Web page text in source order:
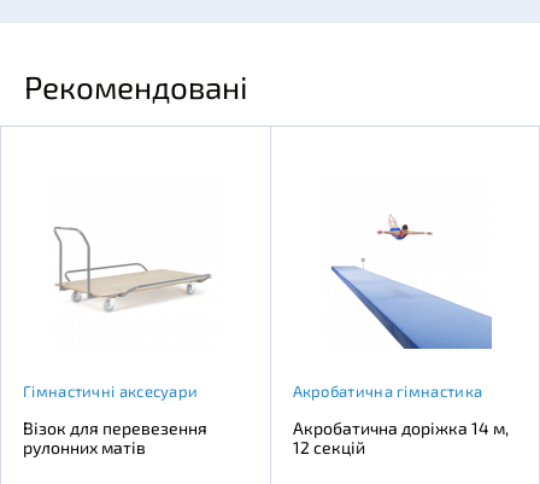
Рекомендовані
Гімнастичні аксесуари
Візок для перевезення
рулонних матів
Акробатична гімнастика
Акробатична доріжка 14 м,
12 секцій